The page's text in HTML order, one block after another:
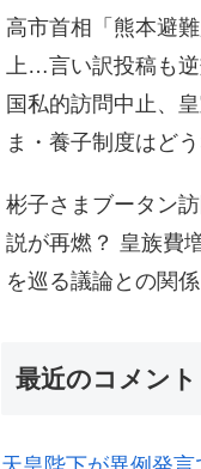
高市首相「熊本避
上…言い訳投稿も
国私的訪問中止、
ま・養子制度はど
彬子さまブータン
説が再燃？ 皇族費
を巡る議論との関
最近のコメント